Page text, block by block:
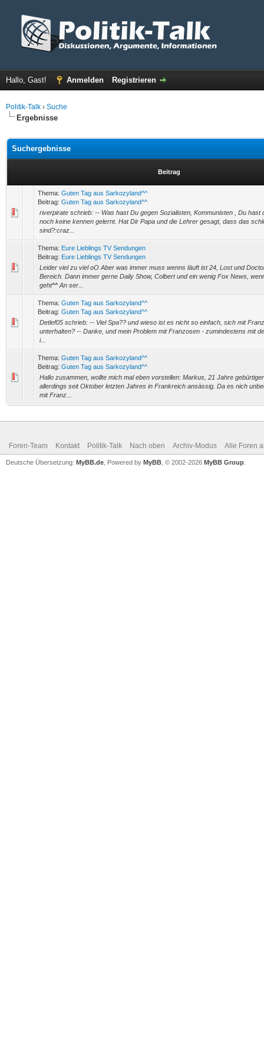
Hallo, Gast! Anmelden Registrieren
Politik-Talk › Suche
Ergebnisse
Suchergebnisse
Beitrag
Thema: Guten Tag aus Sarkozyland^^
Beitrag: Guten Tag aus Sarkozyland^^
riverpirate schrieb: -- Was hast Du gegen Sozialisten, Kommunisten , Du hast
noch keine kennen gelernt. Hat Dir Papa und die Lehrer gesagt, dass das
sind?:craz...
Thema: Eure Lieblings TV Sendungen
Beitrag: Eure Lieblings TV Sendungen
Leider viel zu viel oO Aber was immer muss wenns läuft ist 24, Lost und
Bereich. Dann immer gerne Daily Show, Colbert und ein wenig Fox News,
geht^^ An ser...
Thema: Guten Tag aus Sarkozyland^^
Beitrag: Guten Tag aus Sarkozyland^^
Detlef05 schrieb: -- Viel Spa?? und wieso ist es nicht so einfach, sich mit
unterhalten? -- Danke, und mein Problem mit Franzosen - zumindestens mit
i...
Thema: Guten Tag aus Sarkozyland^^
Beitrag: Guten Tag aus Sarkozyland^^
Hallo zusammen, wollte mich mal eben vorstellen: Markus, 21 Jahre
allerdings seit Oktober letzten Jahres in Frankreich ansässig. Da es nich
mit Franz...
Foren-Team Kontakt Politik-Talk Nach oben Archiv-Modus Alle Foren
Deutsche Übersetzung: MyBB.de , Powered by MyBB , © 2002-2026 MyBB Group